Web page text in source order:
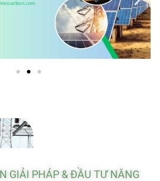
GIẢI PHÁP & ĐẦU TƯ NĂNG